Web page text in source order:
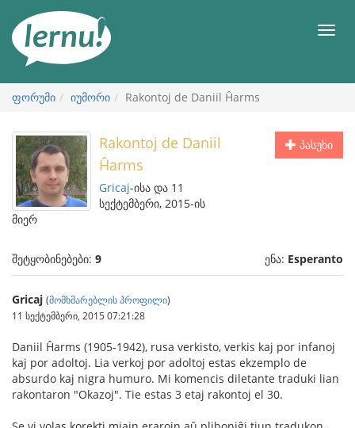
ნახვა
მენიუ
ფორუმი იუმორი Rakontoj de Daniil Ĥarms
პასუხი
Rakontoj de Daniil
Ĥarms
Gricaj-ისა და 11
სექტემბერი, 2015-ის
მიერ
შეტყობინებები: 9 ენა: Esperanto
Gricaj (მომხმარებლის პროფილი)
11 სექტემბერი, 2015 07:21:28
Daniil Ĥarms (1905-1942), rusa verkisto, verkis kaj por infanoj
kaj por adoltoj. Lia verkoj por adoltoj estas ekzemplo de
absurdo kaj nigra humuro. Mi komencis diletante traduki lian
rakontaron "Okazoj". Tie estas 3 etaj rakontoj el 30.